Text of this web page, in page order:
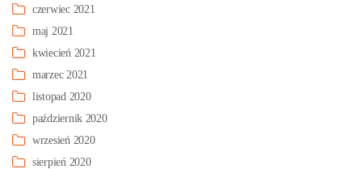
czerwiec 2021
maj 2021
kwiecień 2021
marzec 2021
listopad 2020
październik 2020
wrzesień 2020
sierpień 2020